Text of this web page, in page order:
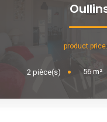
2 pièce(s) 56 m²